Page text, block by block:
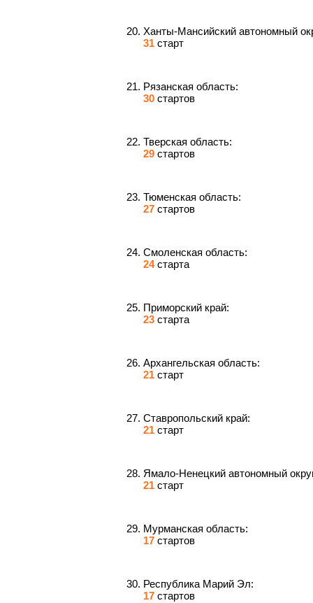
Ханты-Мансийский автономный
31 старт
Рязанская область:
30 стартов
Тверская область:
29 стартов
Тюменская область:
27 стартов
Смоленская область:
24старта
Приморский край:
23 старта
Архангельская область:
21 старт
Ставропольский край:
21 старт
Ямало-Ненецкий автономный
21 старт
Мурманская область:
17 стартов
Республика Марий Эл:
17 стартов